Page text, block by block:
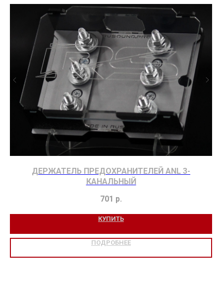
ДЕРЖАТЕЛЬ ПРЕДОХРАНИТЕЛЕЙ ANL 3-
КАНАЛЬНЫЙ
701 р.
КУПИТЬ
ПОДРОБНЕЕ